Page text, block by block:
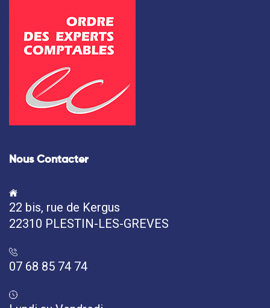
Nous Contacter
22 bis, rue de Kergus
22310 PLESTIN-LES-GREVES
07 68 85 74 74